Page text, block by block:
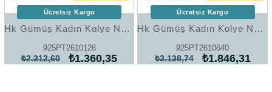
Hk Gümüş Kadın Kolye Nazarlı |Gümüş Takı Hediyelik Ürünler
925PT2610126
₺1.360,35
₺2.312,60
Ücretsiz Kargo
Hk Gümüş Kadın Kolye Nazar |Gümüş Takı Hediyelik Ürünler
925PT2610640
₺1.846,31
₺3.138,74
Ücretsiz Kargo